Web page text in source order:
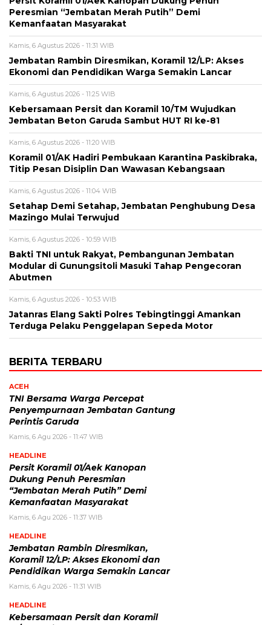
Peresmian “Jembatan Merah Putih” Demi
Kemanfaatan Masyarakat
Kamis, 6 Agustus 2026 - 11:31 WIB
Jembatan Rambin Diresmikan, Koramil 12/LP: Akses
Ekonomi dan Pendidikan Warga Semakin Lancar
Kamis, 6 Agustus 2026 - 11:25 WIB
Kebersamaan Persit dan Koramil 10/TM Wujudkan
Jembatan Beton Garuda Sambut HUT RI ke-81
Kamis, 6 Agustus 2026 - 11:20 WIB
Koramil 01/AK Hadiri Pembukaan Karantina Paskibraka,
Titip Pesan Disiplin Dan Wawasan Kebangsaan
Kamis, 6 Agustus 2026 - 11:04 WIB
Setahap Demi Setahap, Jembatan Penghubung Desa
Mazingo Mulai Terwujud
Kamis, 6 Agustus 2026 - 10:59 WIB
Bakti TNI untuk Rakyat, Pembangunan Jembatan
Modular di Gunungsitoli Masuki Tahap Pengecoran
Abutmen
Kamis, 6 Agustus 2026 - 10:53 WIB
Jatanras Elang Sakti Polres Tebingtinggi Amankan
Terduga Pelaku Penggelapan Sepeda Motor
BERITA TERBARU
ACEH
TNI Bersama Warga Percepat
Penyempurnaan Jembatan Gantung
Perintis Garuda
Kamis, 6 Agu 2026 - 11:47 WIB
HEADLINE
Persit Koramil 01/Aek Kanopan
Dukung Penuh Peresmian
“Jembatan Merah Putih” Demi
Kemanfaatan Masyarakat
Kamis, 6 Agu 2026 - 11:37 WIB
HEADLINE
Jembatan Rambin Diresmikan,
Koramil 12/LP: Akses Ekonomi dan
Pendidikan Warga Semakin Lancar
Kamis, 6 Agu 2026 - 11:31 WIB
HEADLINE
Kebersamaan Persit dan Koramil